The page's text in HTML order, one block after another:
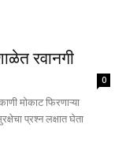
रवानगी
0
मोकाट फिरणाऱ्या
प्रश्न लक्षात घेता